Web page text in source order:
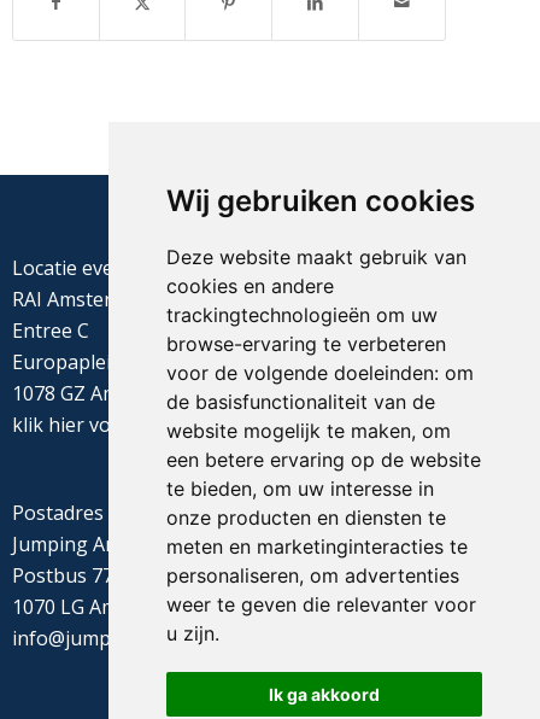
Wij gebruiken cookies
Deze website maakt gebruik van
cookies en andere
trackingtechnologieën om uw
browse-ervaring te verbeteren
voor de volgende doeleinden: om
de basisfunctionaliteit van de
website mogelijk te maken, om
een betere ervaring op de website
te bieden, om uw interesse in
onze producten en diensten te
meten en marketinginteracties te
personaliseren, om advertenties
weer te geven die relevanter voor
u zijn.
Ik ga akkoord
Locatie evenement
RAI Amsterdam
Entree C
Europaplein 22
1078 GZ Amsterdam
klik hiervoor de routebeschrijving
Postadres
Jumping Amsterdam
Postbus 77655
1070 LG Amsterdam
info@jumpingamsterdam.nl